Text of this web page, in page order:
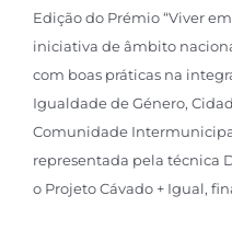
Edição do Prémio “Viver
iniciativa de âmbito
com boas práticas na
Igualdade de Género,
Comunidade
representada pela técnica
o Projeto Cávado + Igual,